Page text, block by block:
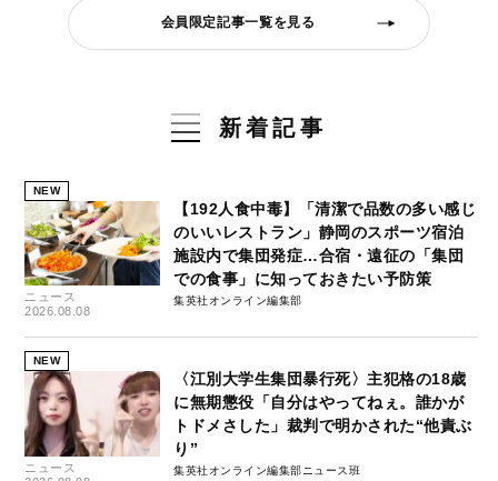
会員限定記事一覧を見る
新着記事
NEW
ニュース
2026.08.08
【192人食中毒】「清潔で品数の多い感じ
のいいレストラン」静岡のスポーツ宿泊
施設内で集団発症…合宿・遠征の「集団
での食事」に知っておきたい予防策
集英社オンライン編集部
NEW
ニュース
〈江別大学生集団暴行死〉主犯格の18歳
に無期懲役「自分はやってねぇ。誰かが
トドメさした」裁判で明かされた“他責ぶ
り”
集英社オンライン編集部ニュース班